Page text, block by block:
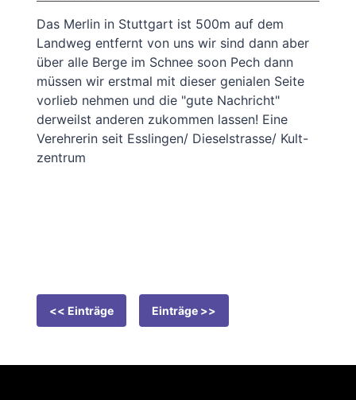
Das Merlin in Stuttgart ist 500m auf dem
Landweg entfernt von uns wir sind dann aber
über alle Berge im Schnee soon Pech dann
müssen wir erstmal mit dieser genialen Seite
vorlieb nehmen und die "gute Nachricht"
derweilst anderen zukommen lassen! Eine
Verehrerin seit Esslingen/ Dieselstrasse/ Kult-
zentrum
<< Einträge Einträge >>